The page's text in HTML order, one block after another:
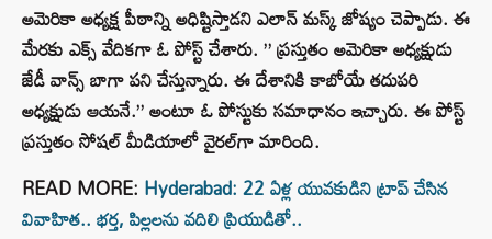
అమెరికా అధ్యక్ష పీఠాన్ని అధిష్టిస్తాడని ఎలాన్ మస్క్ జోష్యం చెప్పాడు. ఈ
మేరకు ఎక్స్‌ వేదికగా ఓ పోస్ట్ చేశారు. ” ప్రస్తుతం అమెరికా అధ్యక్షుడు
జేడీ వాన్స్‌ బాగా పని చేస్తున్నారు. ఈ దేశానికి కాబోయే తదుపరి
అధ్యక్షుడు ఆయనే.” అంటూ ఓ పోస్టుకు సమాధానం ఇచ్చారు. ఈ పోస్ట్
ప్రస్తుతం సోషల్ మీడియాలో వైరల్‌గా మారింది.
READ MORE: Hyderabad: 22 ఏళ్ల యువకుడిని ట్రాప్ చేసిన
వివాహిత.. భర్త, పిల్లలను వదిలి ప్రియుడితో..